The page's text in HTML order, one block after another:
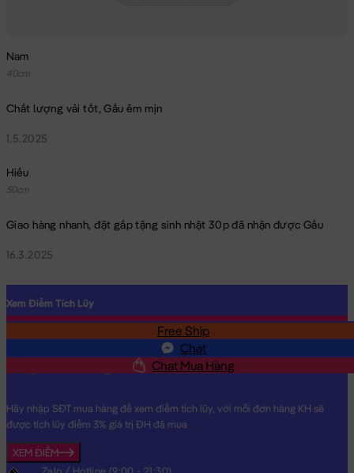
Nam
40cm
Chất lượng vải tốt, Gấu êm mịn
1.5.2025
Hiếu
50cm
Giao hàng nhanh, đặt gấp tặng sinh nhật 30p đã nhận được Gấu
16.3.2025
Free Ship
Chat
Chat Mua Hàng
Xem Điểm Tích Lũy
Hãy nhập SĐT mua hàng để xem điểm tích lũy, với mỗi đơn hàng KH sẽ
được tích lũy điểm 3% giá trị ĐH đã mua
XEM ĐIỂM
Zalo / Hotline (9:00 - 21:30)